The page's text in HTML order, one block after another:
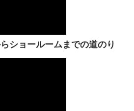
ショールームまでの道のり